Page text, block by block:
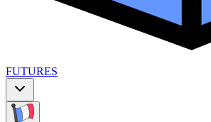
FUTURES